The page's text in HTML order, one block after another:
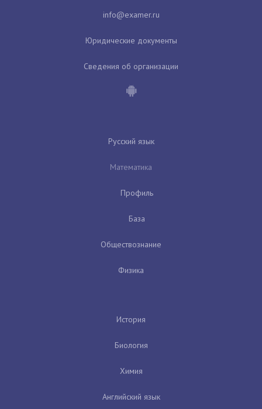
Юридические документы
Сведения об организации
Русский язык
Математика
Профиль
База
Обществознание
Физика
История
Биология
Химия
Английский язык